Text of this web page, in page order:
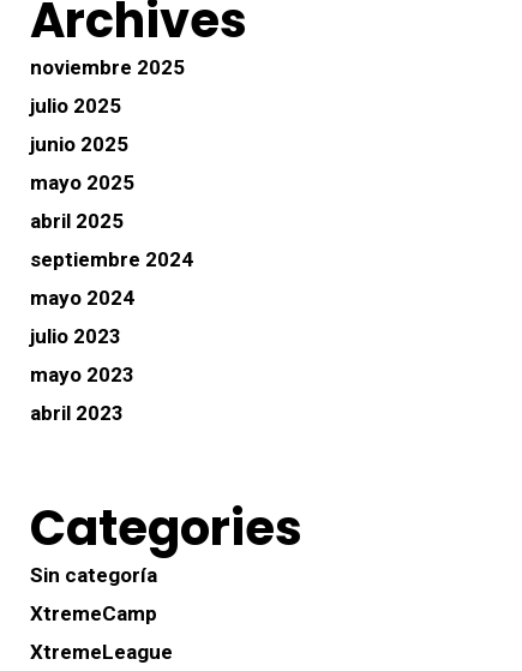
Archives
noviembre 2025
julio 2025
junio 2025
mayo 2025
abril 2025
septiembre 2024
mayo 2024
julio 2023
mayo 2023
abril 2023
Categories
Sin categoría
XtremeCamp
XtremeLeague